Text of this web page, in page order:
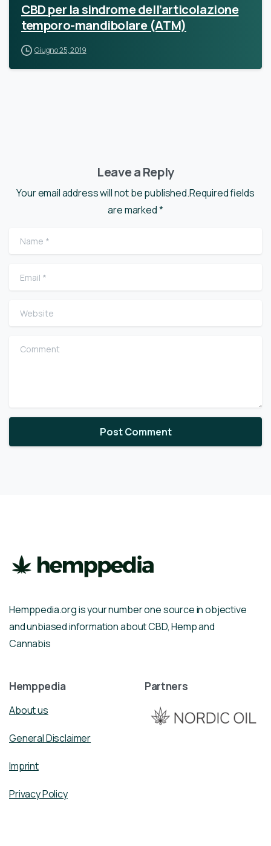
CBD per la sindrome dell’articolazione
temporo-mandibolare (ATM)
Giugno 25, 2019
Leave a Reply
Your email address will not be published.Required fields
are marked *
Name
Email
Website
Comment
Hemppedia.org is your number one source in objective
and unbiased information about CBD, Hemp and
Cannabis
Hemppedia
About us
General Disclaimer
Imprint
Privacy Policy
Partners